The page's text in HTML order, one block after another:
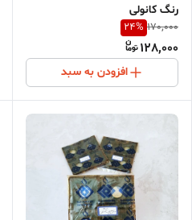
رنگ کانولی
170,000
24%
128,000
افزودن به سبد